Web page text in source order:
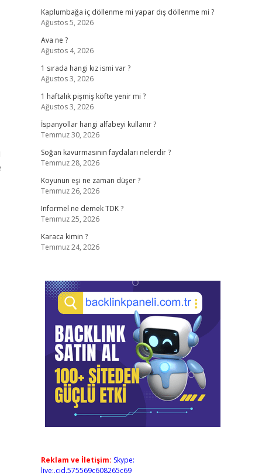
Kaplumbağa iç döllenme mi yapar dış döllenme mi ?
Ağustos 5, 2026
Ava ne ?
Ağustos 4, 2026
1 sırada hangi kız ismi var ?
Ağustos 3, 2026
1 haftalık pişmiş köfte yenir mi ?
Ağustos 3, 2026
İspanyollar hangi alfabeyi kullanır ?
Temmuz 30, 2026
Soğan kavurmasının faydaları nelerdir ?
Temmuz 28, 2026
Koyunun eşi ne zaman düşer ?
Temmuz 26, 2026
Informel ne demek TDK ?
Temmuz 25, 2026
Karaca kimin ?
Temmuz 24, 2026
Reklam ve İletişim: Skype:
live:.cid.575569c608265c69